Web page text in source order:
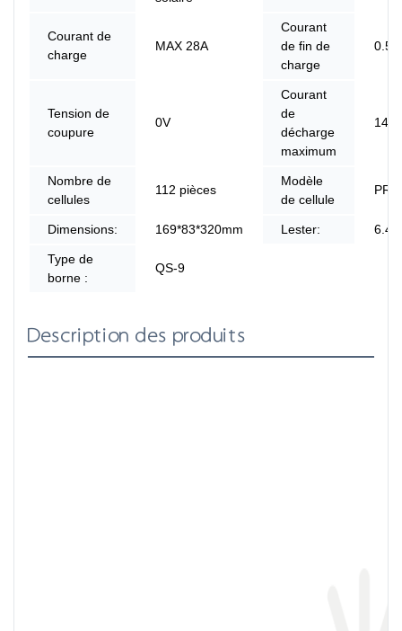
Courant de
charge
MAX 28A
Courant
de fin de
charge
0.5A
Tension de
coupure
0V
Courant
de
décharge
maximum
Nombre de
cellules
112 pièces
Modèle
de cellule
Dimensions: 169*83*320mm Lester:
Type de
borne :
QS-9
Description des produits